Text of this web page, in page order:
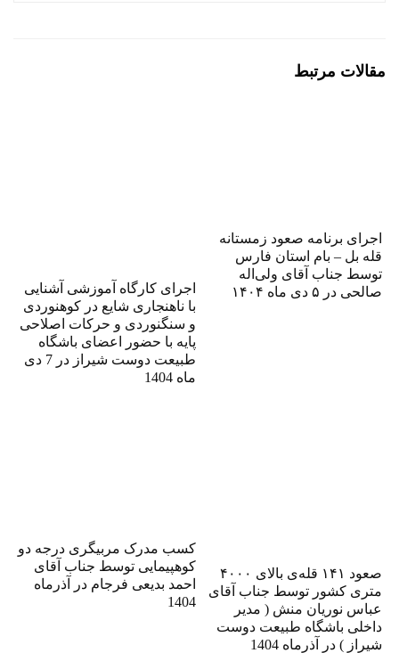
مقالات مرتبط
اجرای برنامه صعود زمستانه
قله بل – بام استان فارس
توسط جناب آقای ولی‌اله
صالحی در ۵ دی ماه ۱۴۰۴
اجرای کارگاه آموزشی آشنایی
با ناهنجاری شایع در کوهنوردی
و سنگنوردی و حرکات اصلاحی
پایه با حضور اعضای باشگاه
طبیعت دوست شیراز در 7 دی
ماه 1404
صعود ۱۴۱ قله‌ی بالای ۴۰۰۰
متری کشور توسط جناب آقای
عباس نوریان منش ( مدیر
داخلی باشگاه طبیعت دوست
شیراز ) در آذرماه 1404
کسب مدرک مربیگری درجه دو
کوهپیمایی توسط جناب آقای
احمد بدیعی فرجام در آذرماه
1404